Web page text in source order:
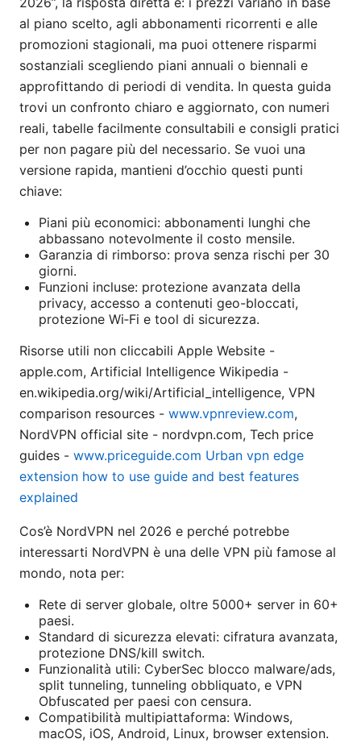
al piano scelto, agli abbonamenti ricorrenti e alle
promozioni stagionali, ma puoi ottenere risparmi
sostanziali scegliendo piani annuali o biennali e
approfittando di periodi di vendita. In questa guida
trovi un confronto chiaro e aggiornato, con numeri
reali, tabelle facilmente consultabili e consigli pratici
per non pagare più del necessario. Se vuoi una
versione rapida, mantieni d’occhio questi punti
chiave:
Piani più economici: abbonamenti lunghi che
abbassano notevolmente il costo mensile.
Garanzia di rimborso: prova senza rischi per 30
giorni.
Funzioni incluse: protezione avanzata della
privacy, accesso a contenuti geo-bloccati,
protezione Wi‑Fi e tool di sicurezza.
Risorse utili non cliccabili Apple Website -
apple.com, Artificial Intelligence Wikipedia -
en.wikipedia.org/wiki/Artificial_intelligence, VPN
comparison resources - www.vpnreview.com,
NordVPN official site - nordvpn.com, Tech price
guides - www.priceguide.com Urban vpn edge
extension how to use guide and best features
explained
Cos’è NordVPN nel 2026 e perché potrebbe
interessarti NordVPN è una delle VPN più famose al
mondo, nota per:
Rete di server globale, oltre 5000+ server in 60+
paesi.
Standard di sicurezza elevati: cifratura avanzata,
protezione DNS/kill switch.
Funzionalità utili: CyberSec blocco malware/ads,
split tunneling, tunneling obbliquato, e VPN
Obfuscated per paesi con censura.
Compatibilità multipiattaforma: Windows,
macOS, iOS, Android, Linux, browser extension.